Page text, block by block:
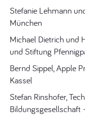
Stefanie Lehmann
München
Michael Dietrich und
und Stiftung
Bernd Sippel, Apple
Kassel
Stefan Rinshofer,
Bildungsgesellschaft